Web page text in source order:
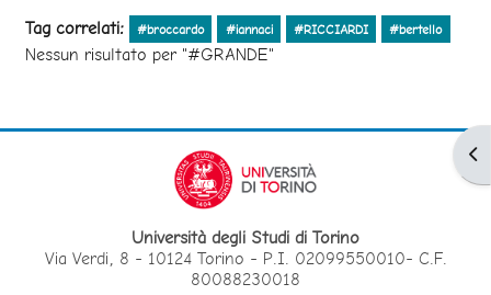
Tag correlati: #broccardo #iannaci #RICCIARDI #bertello
Nessun risultato per "#GRANDE"
Università degli Studi di Torino
Via Verdi, 8 - 10124 Torino - P.I. 02099550010- C.F.
80088230018